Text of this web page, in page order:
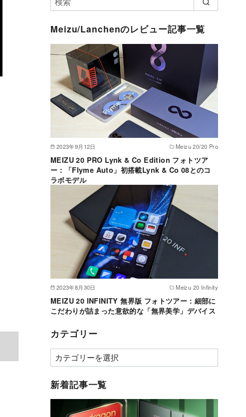
Meizu/Lanchenのレビュー記事一覧
2023年9月12日 Meizu 20/20 Pro
MEIZU 20 PRO Lynk & Co Edition フォトツア
ー：「Flyme Auto」初搭載Lynk & Co 08とのコ
ラボモデル
2023年8月30日 Meizu 20 Infinity
MEIZU 20 INFINITY 無界版 フォトツアー：細部に
こだわりが詰まった意欲的な「無界美学」デバイス
カテゴリー
カ
テ
ゴ
新着記事一覧